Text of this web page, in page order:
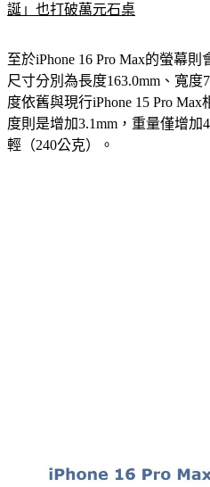
誕」也打破萬元石桌
至於iPhone 16 Pro Max的螢幕
尺寸分別為長度163.0mm、寬度
度依舊與現行iPhone 15 Pro
度則是增加3.1mm，重量僅增加
輕（240公克）。